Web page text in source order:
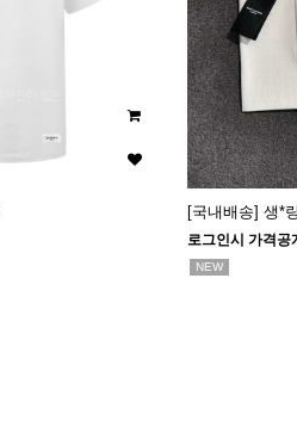
[국내배송] 생*
로그인시 가격공
NEW